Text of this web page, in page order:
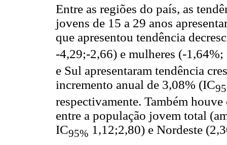
Entre as regiões do país, as
jovens de 15 a 29 anos
que apresentou tendência
-4,29;-2,66) e mulheres (-1,64%;
e Sul apresentaram tendência
incremento anual de 3,08% (IC
respectivamente. Também
entre a população jovem total
IC95% 1,12;2,80) e Nordeste